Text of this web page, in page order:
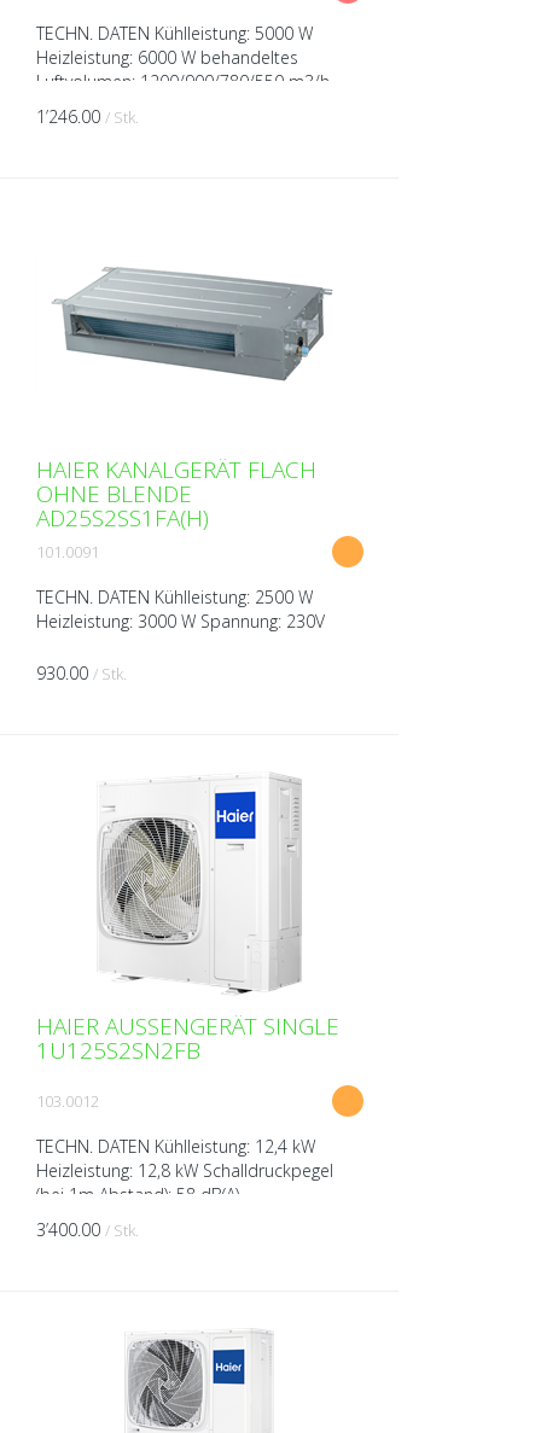
TECHN. DATEN Kühlleistung: 5000 W
Heizleistung: 6000 W behandeltes
Luftvolumen: 1200/900/780/550 m3/h
Spannung: 230V über Aussengerät Breite:
1100 mm Höhe: 248 mm Tiefe: ...
1’246.00 / Stk.
HAIER KANALGERÄT FLACH
OHNE BLENDE
AD25S2SS1FA(H)
101.0091
TECHN. DATEN Kühlleistung: 2500 W
Heizleistung: 3000 W Spannung: 230V
185 mm Tiefe: 420 mm Gewicht: 16 kg
930.00 / Stk.
HAIER AUSSENGERÄT SINGLE
1U125S2SN2FB
103.0012
TECHN. DATEN Kühlleistung: 12,4 kW
Heizleistung: 12,8 kW Schalldruckpegel
(bei 1m Abstand): 58 dB(A)
Schallleistungspegel (bei 1m Abstand): 72
dB(A) Spannung: 380-415 V A...
3’400.00 / Stk.